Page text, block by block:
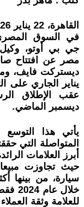
في السوق المصري
مصر عن افتتاح
يناير الجاري على
عقب الإطلاق
ديسمبر الماضي.
يأتي هذا التوسع
أبرز العلامات
للعلامة وثقة